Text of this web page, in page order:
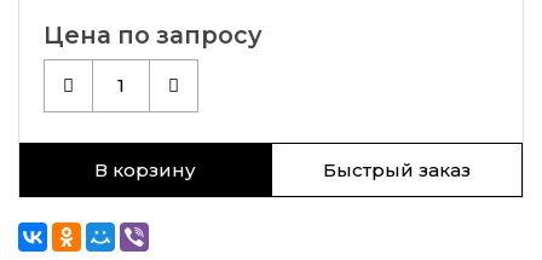
Цена по запросу
1
В корзину Быстрый заказ